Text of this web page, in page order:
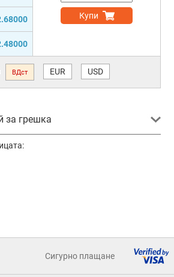
Купи
ВДст EUR USD
за грешка
Сигурно плащане